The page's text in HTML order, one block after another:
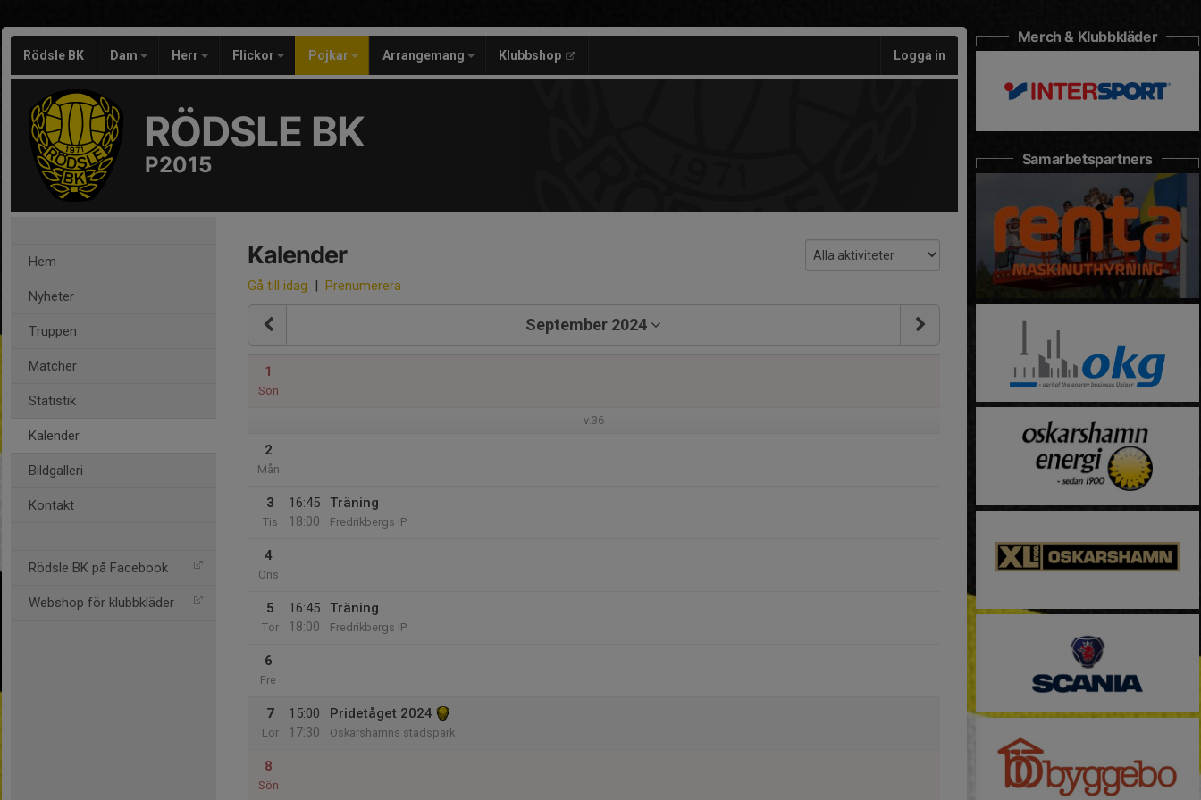
Rödsle BK Dam Herr Flickor Pojkar Arrangemang Klubbshop Logga in
RÖDSLE BK
P2015
Hem
Nyheter
Truppen
Matcher
Statistik
Kalender
Bildgalleri
Kontakt
Rödsle BK på Facebook
Webshop för klubbkläder
Kalender
Gå till idag | Prenumerera
September 2024
1
Sön
v.36
2
Mån
3
Tis
16:45
18:00
Träning
Fredrikbergs IP
4
Ons
5
Tor
16:45
18:00
Träning
Fredrikbergs IP
6
Fre
7
Lör
15:00
17:30
Pridetåget 2024
Oskarshamns stadspark
8
Sön
Merch & Klubbkläder
Samarbetspartners